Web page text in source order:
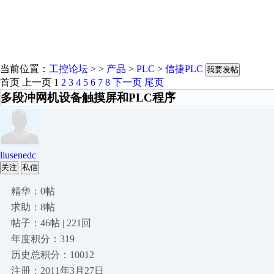
当前位置： 工控论坛 > > 产品 > PLC > 信捷PLC 我要发帖
首页 上一页 1 2 3 4 5 6 7 8 下一页 尾页
多段冲网机设备触摸屏和PLC程序
liusenedc
关注 私信
精华：0帖
求助：8帖
帖子：46帖 | 221回
年度积分：319
历史总积分：10012
注册：2011年3月27日